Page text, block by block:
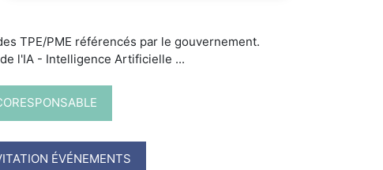
TPE/PME référencés par le gouvernement.
l'IA - Intelligence Artificielle ...
ÉVÉNEMENTS